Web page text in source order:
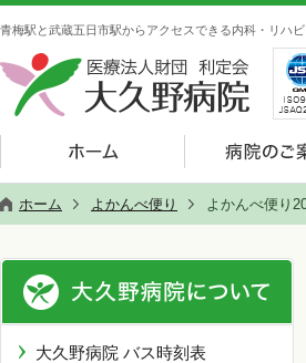
青梅駅と武蔵五日市駅からアクセスできる内科・リハ
ホーム よかんべ便り よかんべ便り
大久野病院 バス時刻表